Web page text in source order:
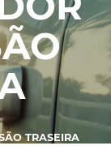
TRASEIRA